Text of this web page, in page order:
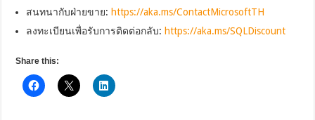
สนทนากับฝ่ายขาย:https://aka.ms/ContactMicrosoftTH
ลงทะเบียนเพื่อรับการติดต่อกลับ:https://aka.ms/SQLDiscount
Share this: